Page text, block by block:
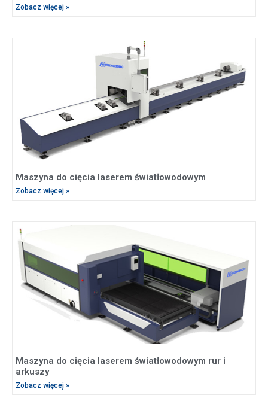
Zobacz więcej »
Maszyna do cięcia laserem światłowodowym
Zobacz więcej »
Maszyna do cięcia laserem światłowodowym rur i
arkuszy
Zobacz więcej »